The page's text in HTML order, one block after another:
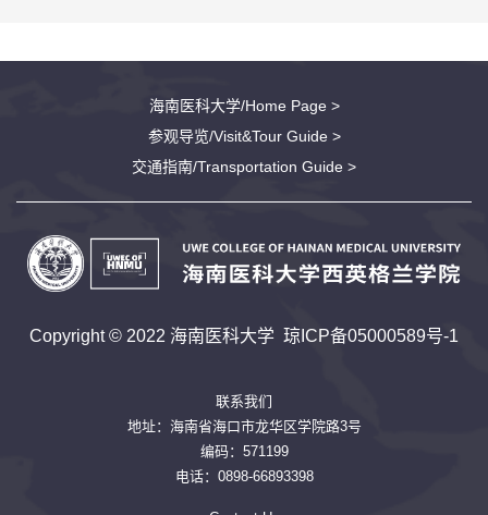
海南医科大学/Home Page >
参观导览/Visit&Tour Guide >
交通指南/Transportation Guide >
Copyright © 2022 海南医科大学 琼ICP备05000589号-1
联系我们
地址：海南省海口市龙华区学院路3号
编码：571199
电话：0898-66893398